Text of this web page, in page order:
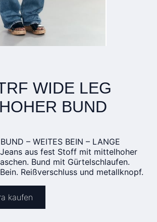
WIDE LEG
BUND
– WEITES BEIN – LANGE
Jeans aus fest Stoff mit mittelhoher
Bund mit Gürtelschlaufen.
Reißverschluss und metallknopf.
kaufen